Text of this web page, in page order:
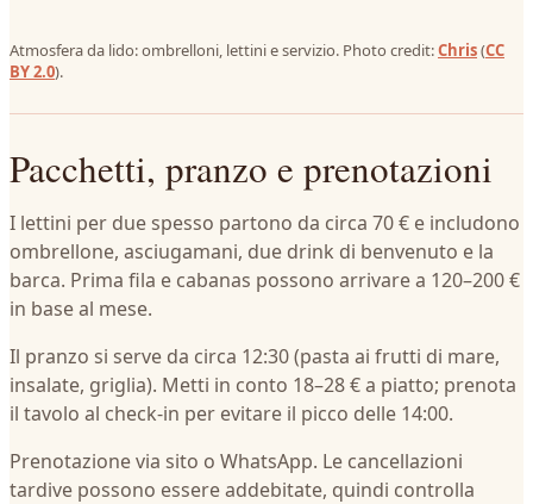
Atmosfera da lido: ombrelloni, lettini e servizio. Photo credit:Chris(CC
BY 2.0).
Pacchetti, pranzo e prenotazioni
I lettini per due spesso partono da circa 70 € e includono
ombrellone, asciugamani, due drink di benvenuto e la
barca. Prima fila e cabanas possono arrivare a 120–200 €
in base al mese.
Il pranzo si serve da circa 12:30 (pasta ai frutti di mare,
insalate, griglia). Metti in conto 18–28 € a piatto; prenota
il tavolo al check‑in per evitare il picco delle 14:00.
Prenotazione via sito o WhatsApp. Le cancellazioni
tardive possono essere addebitate, quindi controlla